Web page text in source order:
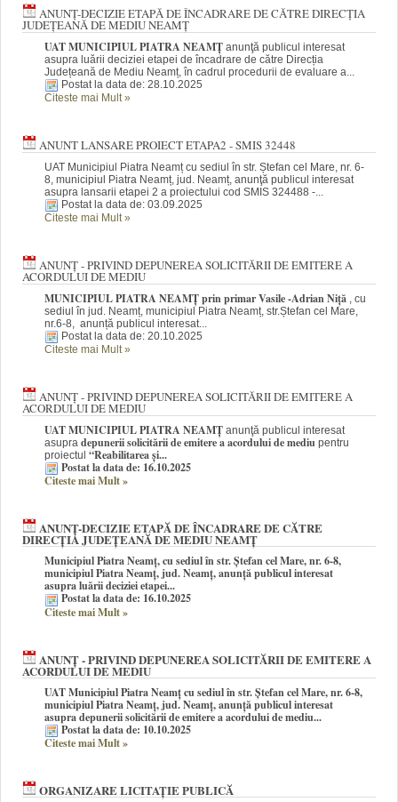
ANUNȚ-DECIZIE ETAPĂ DE ÎNCADRARE DE CĂTRE DIRECȚIA
JUDEȚEANĂ DE MEDIU NEAMȚ
UAT MUNICIPIUL PIATRA NEAMȚ anunţă publicul interesat
asupra luării deciziei etapei de încadrare de către Direcția
Județeană de Mediu Neamț, în cadrul procedurii de evaluare a...
Postat la data de: 28.10.2025
Citeste mai Mult »
ANUNT LANSARE PROIECT ETAPA2 - SMIS 32448
UAT Municipiul Piatra Neamț cu sediul în str. Ștefan cel Mare, nr. 6-
8, municipiul Piatra Neamț, jud. Neamț, anunţă publicul interesat
asupra lansarii etapei 2 a proiectului cod SMIS 324488 -...
Postat la data de: 03.09.2025
Citeste mai Mult»
ANUNȚ - PRIVIND DEPUNEREA SOLICITĂRII DE EMITERE A
ACORDULUI DE MEDIU
MUNICIPIUL PIATRA NEAMȚ prin primar Vasile -Adrian Niță , cu
sediul în jud. Neamț, municipiul Piatra Neamț, str.Ștefan cel Mare,
nr.6-8, anunță publicul interesat...
Postat la data de: 20.10.2025
Citeste mai Mult»
ANUNȚ - PRIVIND DEPUNEREA SOLICITĂRII DE EMITERE A
ACORDULUI DE MEDIU
UAT MUNICIPIUL PIATRA NEAMȚ anunţă publicul interesat
asupra depunerii solicitării de emitere a acordului de mediu pentru
proiectul “Reabilitarea și...
Postat la data de: 16.10.2025
Citeste mai Mult»
ANUNȚ-DECIZIE ETAPĂ DE ÎNCADRARE DE CĂTRE
DIRECȚIA JUDEȚEANĂ DE MEDIU NEAMȚ
Municipiul Piatra Neamț, cu sediul în str. Ștefan cel Mare, nr. 6-8,
municipiul Piatra Neamț, jud. Neamț, anunță publicul interesat
asupra luării deciziei etapei...
Postat la data de: 16.10.2025
Citeste mai Mult»
ANUNȚ - PRIVIND DEPUNEREA SOLICITĂRII DE EMITERE A
ACORDULUI DE MEDIU
UAT Municipiul Piatra Neamț cu sediul în str. Ștefan cel Mare, nr. 6-8,
municipiul Piatra Neamț, jud. Neamț, anunţă publicul interesat
asupra depunerii solicitării de emitere a acordului de mediu...
Postat la data de: 10.10.2025
Citeste mai Mult»
ORGANIZARE LICITAȚIE PUBLICĂ